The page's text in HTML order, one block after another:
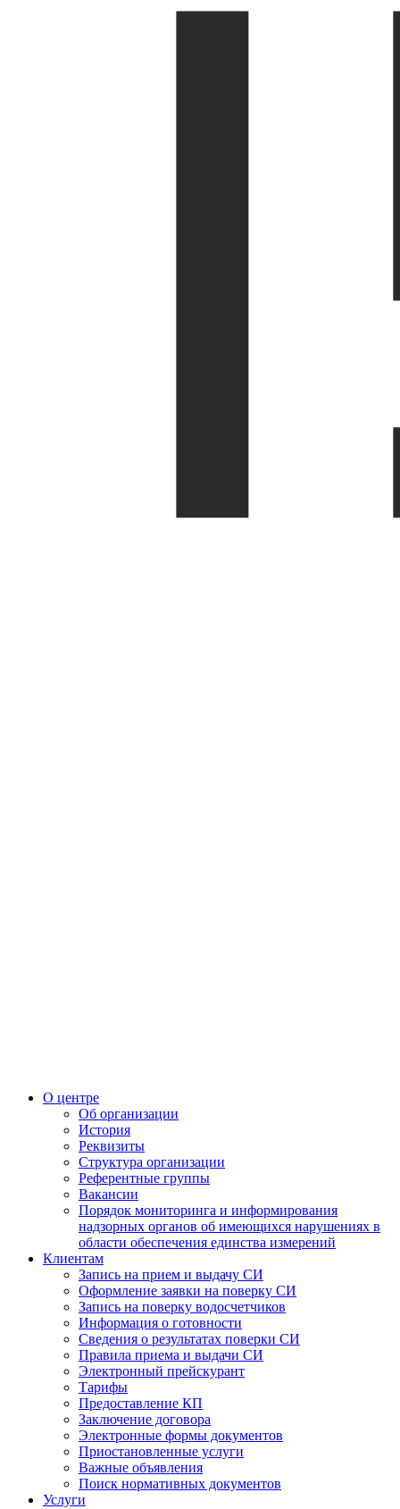
О центре
Об организации
История
Реквизиты
Структура организации
Референтные группы
Вакансии
Порядок мониторинга и информирования
надзорных органов об имеющихся нарушениях в
области обеспечения единства измерений
Клиентам
Запись на прием и выдачу СИ
Оформление заявки на поверку СИ
Запись на поверку водосчетчиков
Информация о готовности
Сведения о результатах поверки СИ
Правила приема и выдачи СИ
Электронный прейскурант
Тарифы
Предоставление КП
Заключение договора
Электронные формы документов
Приостановленные услуги
Важные объявления
Поиск нормативных документов
Услуги